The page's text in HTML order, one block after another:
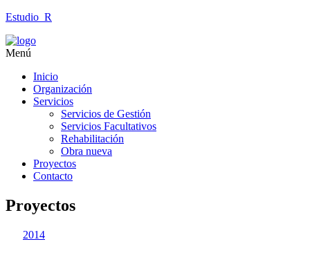
Estudio_R
Menú
Inicio
Organización
Servicios
Servicios de Gestión
Servicios Facultativos
Rehabilitación
Obra nueva
Proyectos
Contacto
Proyectos
2014